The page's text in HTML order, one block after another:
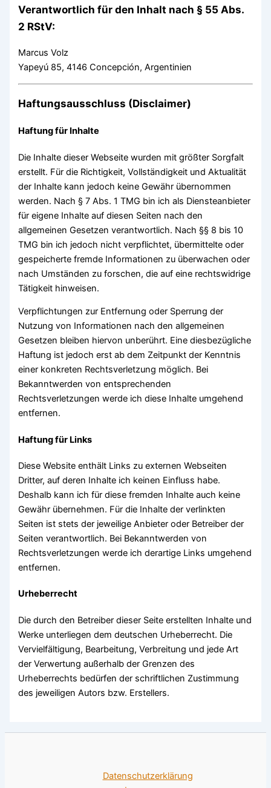
Verantwortlich für den Inhalt nach § 55 Abs.
2 RStV:
Marcus Volz
Yapeyú 85, 4146 Concepción, Argentinien
Haftungsausschluss (Disclaimer)
Haftung für Inhalte
Die Inhalte dieser Webseite wurden mit größter Sorgfalt
erstellt. Für die Richtigkeit, Vollständigkeit und Aktualität
der Inhalte kann jedoch keine Gewähr übernommen
werden. Nach § 7 Abs. 1 TMG bin ich als Diensteanbieter
für eigene Inhalte auf diesen Seiten nach den
allgemeinen Gesetzen verantwortlich. Nach §§ 8 bis 10
TMG bin ich jedoch nicht verpflichtet, übermittelte oder
gespeicherte fremde Informationen zu überwachen oder
nach Umständen zu forschen, die auf eine rechtswidrige
Tätigkeit hinweisen.
Verpflichtungen zur Entfernung oder Sperrung der
Nutzung von Informationen nach den allgemeinen
Gesetzen bleiben hiervon unberührt. Eine diesbezügliche
Haftung ist jedoch erst ab dem Zeitpunkt der Kenntnis
einer konkreten Rechtsverletzung möglich. Bei
Bekanntwerden von entsprechenden
Rechtsverletzungen werde ich diese Inhalte umgehend
entfernen.
Haftung für Links
Diese Website enthält Links zu externen Webseiten
Dritter, auf deren Inhalte ich keinen Einfluss habe.
Deshalb kann ich für diese fremden Inhalte auch keine
Gewähr übernehmen. Für die Inhalte der verlinkten
Seiten ist stets der jeweilige Anbieter oder Betreiber der
Seiten verantwortlich. Bei Bekanntwerden von
Rechtsverletzungen werde ich derartige Links umgehend
entfernen.
Urheberrecht
Die durch den Betreiber dieser Seite erstellten Inhalte und
Werke unterliegen dem deutschen Urheberrecht. Die
Vervielfältigung, Bearbeitung, Verbreitung und jede Art
der Verwertung außerhalb der Grenzen des
Urheberrechts bedürfen der schriftlichen Zustimmung
des jeweiligen Autors bzw. Erstellers.
Datenschutzerklärung